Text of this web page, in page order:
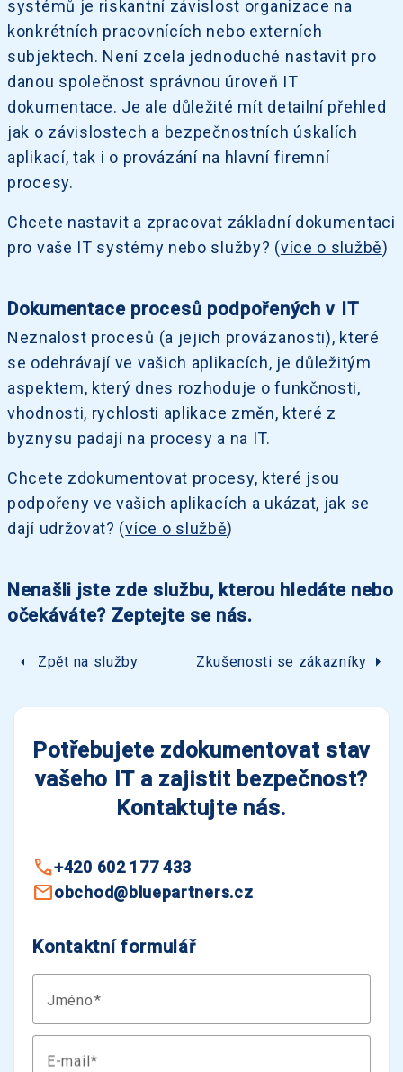
systémů je riskantní závislost organizace na
konkrétních pracovnících nebo externích
subjektech. Není zcela jednoduché nastavit pro
danou společnost správnou úroveň IT
dokumentace. Je ale důležité mít detailní přehled
jak o závislostech a bezpečnostních úskalích
aplikací, tak i o provázání na hlavní firemní
procesy.
Chcete nastavit a zpracovat základní dokumentaci
pro vaše IT systémy nebo služby? (více o službě)
Dokumentace procesů podpořených v IT
Neznalost procesů (a jejich provázanosti), které
se odehrávají ve vašich aplikacích, je důležitým
aspektem, který dnes rozhoduje o funkčnosti,
vhodnosti, rychlosti aplikace změn, které z
byznysu padají na procesy a na IT.
Chcete zdokumentovat procesy, které jsou
podpořeny ve vašich aplikacích a ukázat, jak se
dají udržovat? (více o službě)
Nenašli jste zde službu, kterou hledáte nebo
očekáváte? Zeptejte se nás.
arrow_left Zpět na služby Zkušenosti se zákazníky arrow_right
Potřebujete zdokumentovat stav
vašeho IT a zajistit bezpečnost?
Kontaktujte nás.
+420 602 177 433
obchod@bluepartners.cz
Kontaktní formulář
Jméno
E-mail